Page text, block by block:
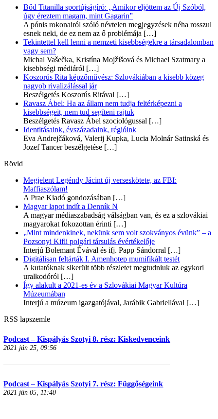
Bőd Titanilla sportújságíró: „Amikor eljöttem az Új Szóból,
úgy éreztem magam, mint Gagarin”
A pónis rokonairól szóló névtelen megjegyzések néha rosszul
esnek neki, de ez nem az ő problémája […]
Tekintettel kell lenni a nemzeti kisebbségekre a társadalomban
vagy sem?
Michal Vašečka, Kristína Mojžišová és Michael Szatmary a
kisebbségi médiáról […]
Koszorús Rita képzőművész: Szlovákiában a kisebb közeg
nagyob rivalizálással jár
Beszélgetés Koszorús Ritával […]
Ravasz Ábel: Ha az állam nem tudja feltérképezni a
kisebbségeit, nem tud segíteni rajtuk
Beszélgetés Ravasz Ábel szociológussal […]
Identitásaink, évszázadaink, régióink
Eva Andrejčáková, Valerij Kupka, Lucia Molnár Satinská és
Jozef Tancer beszélgetése […]
Rövid
Megjelent Legéndy Jácint új verseskötete, az FBI:
Maffiaszólam!
A Prae Kiadó gondozásában […]
Magyar lapot indít a Denník N
A magyar médiaszabadság válságban van, és ez a szlovákiai
magyarokat fokozottan érinti […]
„Mint mindenkinek, nekünk sem volt szokványos évünk” – a
Pozsonyi Kifli polgári társulás évértékelője
Interjú Bolemant Évával és ifj. Papp Sándorral […]
Digitálisan feltárták I. Amenhotep mumifikált testét
A kutatóknak sikerült több részletet megtudniuk az egykori
uralkodóról […]
Így alakult a 2021-es év a Szlovákiai Magyar Kultúra
Múzeumában
Interjú a múzeum igazgatójával, Jarábik Gabriellával […]
RSS lapszemle
Podcast – Kispályás Szotyi 8. rész: Kiskedvenceink
2021 jún 25, 09:56
Podcast – Kispályás Szotyi 7. rész: Függőségeink
2021 jún 05, 11:40